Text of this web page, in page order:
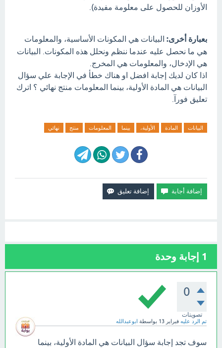
الأوزان للحصول على معلومة مفيدة).
بعبارة أخرى: البيانات هي المكونات الأساسية، والمعلومات
هي ما نحصل عليه عندما ننظم ونحلل هذه المكونات. البيانات
هي الإدخال، والمعلومات هي المخرج.
اذا كان لديك إجابة افضل او هناك خطأ في الإجابة علي سؤال
البيانات هي المادة الأولية، بينما المعلومات منتج نهائي ؟ اترك
تعليق فورآ.
البيانات المادة الأولية، بينما المعلومات منتج نهائي
1 إجابة وحدة
0
تصويتات
تم الرد عليه فبراير 13 بواسطة ابوعبدالله
سوف تجد إجابة سؤال البيانات هي المادة الأولية، بينما